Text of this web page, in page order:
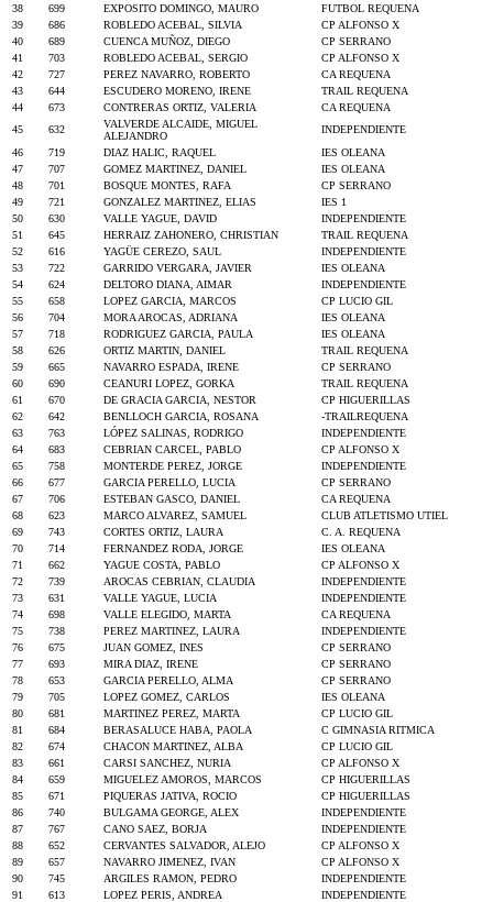
38
699 EXPOSITO DOMINGO, MAURO
FUTBOL REQUENA
39
686 ROBLEDO ACEBAL, SILVIA
CP ALFONSO X
40
689 CUENCA MUÑOZ, DIEGO
CP SERRANO
41
703 ROBLEDO ACEBAL, SERGIO
CP ALFONSO X
42
727 PEREZ NAVARRO, ROBERTO
CA REQUENA
43
644 ESCUDERO MORENO, IRENE
TRAIL REQUENA
44
673 CONTRERAS ORTIZ, VALERIA
CA REQUENA
45
632
VALVERDE ALCAIDE, MIGUEL
ALEJANDRO
INDEPENDIENTE
46
719 DIAZ HALIC, RAQUEL
IES OLEANA
47
707 GOMEZ MARTINEZ, DANIEL
IES OLEANA
48
701 BOSQUE MONTES, RAFA
CP SERRANO
49
721 GONZALEZ MARTINEZ, ELIAS
IES 1
50
630 VALLE YAGUE, DAVID
INDEPENDIENTE
51
645 HERRAIZ ZAHONERO, CHRISTIAN
TRAIL REQUENA
52
616 YAGÜE CEREZO, SAUL
INDEPENDIENTE
53
722 GARRIDO VERGARA, JAVIER
IES OLEANA
54
624 DELTORO DIANA, AIMAR
INDEPENDIENTE
55
658 LOPEZ GARCIA, MARCOS
CP LUCIO GIL
56
704 MORA AROCAS, ADRIANA
IES OLEANA
57
718 RODRIGUEZ GARCIA, PAULA
IES OLEANA
58
626 ORTIZ MARTIN, DANIEL
TRAIL REQUENA
59
665 NAVARRO ESPADA, IRENE
CP SERRANO
60
690 CEANURI LOPEZ, GORKA
TRAIL REQUENA
61
670 DE GRACIA GARCIA, NESTOR
CP HIGUERILLAS
62
642 BENLLOCH GARCIA, ROSANA
-TRAILREQUENA
63
763 LÓPEZ SALINAS, RODRIGO
INDEPENDIENTE
64
683 CEBRIAN CARCEL, PABLO
CP ALFONSO X
65
758 MONTERDE PEREZ, JORGE
INDEPENDIENTE
66
677 GARCIA PERELLO, LUCIA
CP SERRANO
67
706 ESTEBAN GASCO, DANIEL
CA REQUENA
68
623 MARCO ALVAREZ, SAMUEL
CLUB ATLETISMO UTIEL
69
743 CORTES ORTIZ, LAURA
C. A. REQUENA
70
714 FERNANDEZ RODA, JORGE
IES OLEANA
71
662 YAGUE COSTA, PABLO
CP ALFONSO X
72
739 AROCAS CEBRIAN, CLAUDIA
INDEPENDIENTE
73
631 VALLE YAGUE, LUCIA
INDEPENDIENTE
74
698 VALLE ELEGIDO, MARTA
CA REQUENA
75
738 PEREZ MARTINEZ, LAURA
INDEPENDIENTE
76
675 JUAN GOMEZ, INES
CP SERRANO
77
693 MIRA DIAZ, IRENE
CP SERRANO
78
653 GARCIA PERELLO, ALMA
CP SERRANO
79
705 LOPEZ GOMEZ, CARLOS
IES OLEANA
80
681 MARTINEZ PEREZ, MARTA
CP LUCIO GIL
81
684 BERASALUCE HABA, PAOLA
C GIMNASIA RITMICA
82
674 CHACON MARTINEZ, ALBA
CP LUCIO GIL
83
661 CARSI SANCHEZ, NURIA
CP ALFONSO X
84
659 MIGUELEZ AMOROS, MARCOS
CP HIGUERILLAS
85
671 PIQUERAS JATIVA, ROCIO
CP HIGUERILLAS
86
740 BULGAMA GEORGE, ALEX
INDEPENDIENTE
87
767 CANO SAEZ, BORJA
INDEPENDIENTE
88
652 CERVANTES SALVADOR, ALEJO
CP ALFONSO X
89
657 NAVARRO JIMENEZ, IVAN
CP ALFONSO X
90
745 ARGILES RAMON, PEDRO
INDEPENDIENTE
91
613 LOPEZ PERIS, ANDREA
INDEPENDIENTE